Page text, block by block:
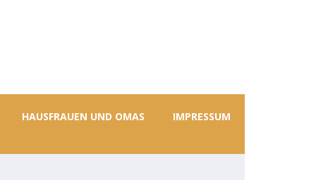
HAUSFRAUEN UND OMAS IMPRESSUM